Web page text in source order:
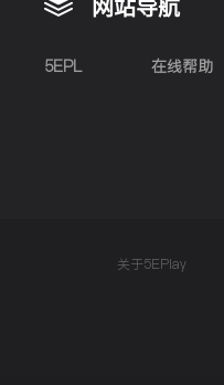
网站导航
5EPL 在线帮助
关于5EPlay